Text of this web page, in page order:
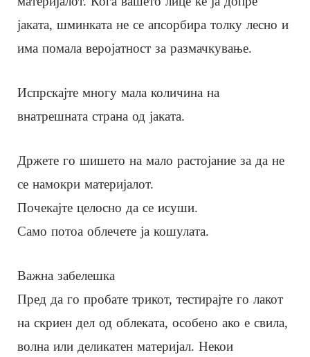
јаката, шминката не се апсорбира толку лесно и
има помала веројатност за размачкување.
Испрскајте многу мала количина на
внатрешната страна од јаката.
Држете го шишето на мало растојание за да не
се намокри материјалот.
Почекајте целосно да се исуши.
Само потоа облечете ја кошулата.
Важна забелешка
Пред да го пробате трикот, тестирајте го лакот
на скриен дел од облеката, особено ако е свила,
волна или деликатен материјал. Некои